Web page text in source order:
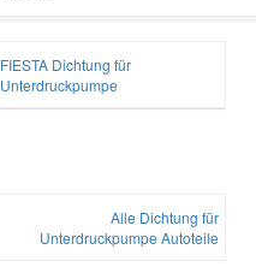
FIESTA Dichtung für
Unterdruckpumpe
Alle Dichtung für
Unterdruckpumpe Autoteile